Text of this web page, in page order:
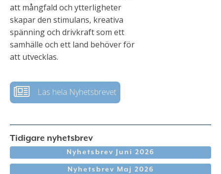
att mångfald och ytterligheter
skapar den stimulans, kreativa
spänning och drivkraft som ett
samhälle och ett land behöver för
att utvecklas.
Läs hela Nyhetsbrevet
Tidigare nyhetsbrev
Nyhetsbrev Juni 2026
Nyhetsbrev Maj 2026